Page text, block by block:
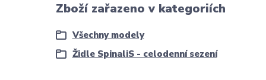
Zboží zařazeno v kategoriích
Všechny modely
Židle SpinaliS - celodenní sezení